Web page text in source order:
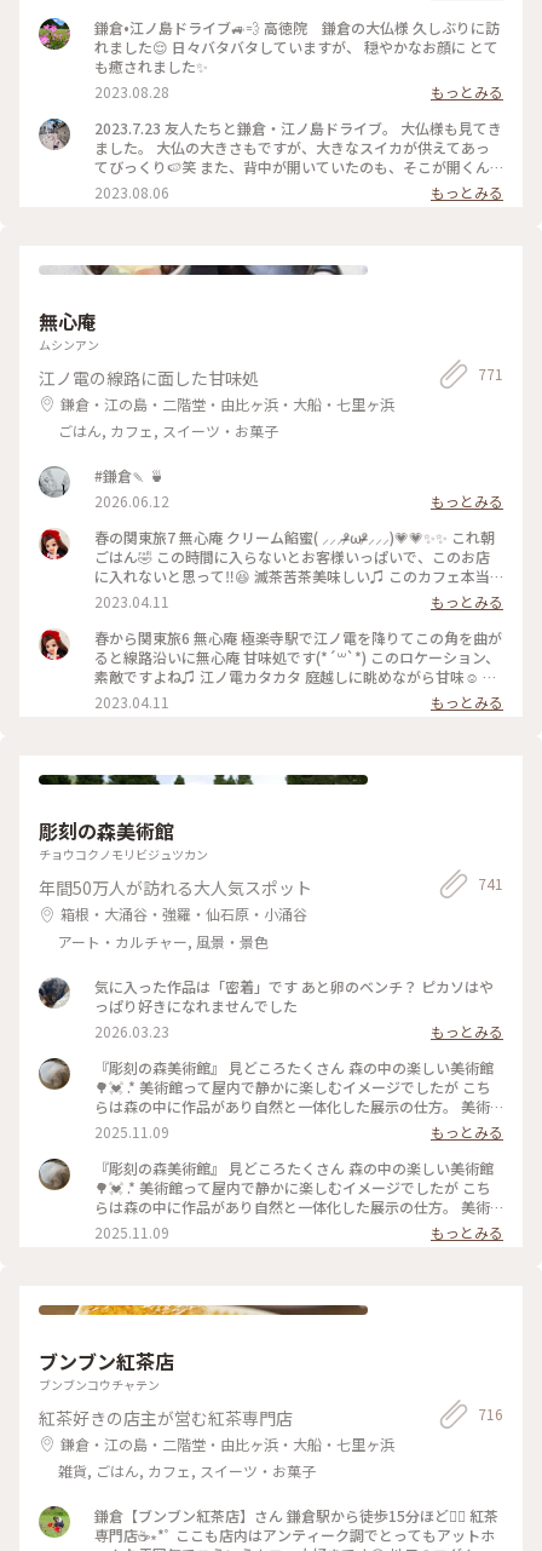
鎌倉•江ノ島ドライブ🚙💨 高徳院 鎌倉の大仏様 久しぶりに訪
れました😌 日々バタバタしていますが、 穏やかなお顔に とて
も癒されました✨
2023.08.28
もっとみる
2023.7.23 友人たちと鎌倉・江ノ島ドライブ。 大仏様も見てき
ました。 大仏の大きさもですが、大きなスイカが供えてあっ
てびっくり🍉笑 また、背中が開いていたのも、そこが開くん
だ、、と、つい写真を撮ってしまいました（3枚目） #高徳院
#高徳院大仏殿 #鎌倉 #私のことりっぷ旅
2023.08.06 もっとみる
無心庵
ムシンアン
江ノ電の線路に面した甘味処
鎌倉・江の島・二階堂・由比ヶ浜・大船・七里ヶ浜
ごはん, カフェ, スイーツ・お菓子
771
#鎌倉🍡 🍵
2026.06.12
もっとみる
春の関東旅7 無心庵 クリーム餡蜜( ⸝⸝⸝ᵒ̴̶̷ωᵒ̴̶̷⸝⸝⸝)💗💗✨✨ これ朝
ごはん🤣 この時間に入らないとお客様いっぱいで、このお店
に入れないと思って‼️😆 滅茶苦茶美味しい♫ このカフェ本当
におすすめ♫ 江ノ電でぶらぶらしながら鎌倉方面の旅の折に
ぜひどうぞ(*´꒳`*)
2023.04.11
もっとみる
春から関東旅6 無心庵 極楽寺駅で江ノ電を降りてこの角を曲が
ると線路沿いに無心庵 甘味処です(*´꒳`*) このロケーション、
素敵ですよね♫ 江ノ電カタカタ 庭越しに眺めながら甘味☺️ は
ずれないシュチェーション(*´꒳`*)
2023.04.11 もっとみる
彫刻の森美術館
チョウコクノモリビジュツカン
年間50万人が訪れる大人気スポット
箱根・大涌谷・強羅・仙石原・小涌谷
アート・カルチャー, 風景・景色
741
気に入った作品は「密着」です あと卵のベンチ？ ピカソはや
っぱり好きになれませんでした
2026.03.23
もっとみる
『彫刻の森美術館』 見どころたくさん 森の中の楽しい美術館
🌳💓 .* 美術館って屋内で静かに楽しむイメージでしたが こち
らは森の中に作品があり自然と一体化した展示の仕方。 美術
館のイメージをいい意味で覆される素敵な場所でした。 .* その
中でも、このステンドグラスの塔は圧巻😳！ 写真には収まり
きらないくらい 視界いっぱいにキラキラが🌟 じっと見ている
と吸い込まれそう！ 先日、素敵ユーザーさんも投稿されてい
ましたが ”幸せをよぶシンフォニー”という名前なんですね☺️
ほんと幸せいっぱいになれる作品でした。 よく見ると動物や
いろいろな模様があり、それを見つけるのも楽しいです💓 階
南伊奈ヶ湖に行った次の日に訪れました。 #彫刻の森美術館 #
2025.11.09
もっとみる
『彫刻の森美術館』 見どころたくさん 森の中の楽しい美術館
🌳💓 .* 美術館って屋内で静かに楽しむイメージでしたが こち
らは森の中に作品があり自然と一体化した展示の仕方。 美術
館のイメージをいい意味で覆される素敵な場所でした。 .* その
中でも、このステンドグラスの塔は圧巻😳！ 写真には収まり
ー”という名前なんですね☺️ ほんと幸せいっぱいになれる作品
り(2枚目)！ 自然いっぱいの中お散歩も楽しいし写真スポット
もたくさんで 家族と充実した時間を過ごせました。 .* こちら
も3年前の今頃の写真です。 南伊奈ヶ湖に行った次の日に訪れ
ました。 #彫刻の森美術館 #箱根 #ことりっぷ神奈川
2025.11.09 もっとみる
ブンブン紅茶店
ブンブンコウチャテン
紅茶好きの店主が営む紅茶専門店
鎌倉・江の島・二階堂・由比ヶ浜・大船・七里ヶ浜
雑貨, ごはん, カフェ, スイーツ・お菓子
716
鎌倉【ブンブン紅茶店】さん 鎌倉駅から徒歩15分ほど🚶‍♀️ 紅茶
専門店☕∗*ﾟ ここも店内はアンティーク調でとってもアットホ